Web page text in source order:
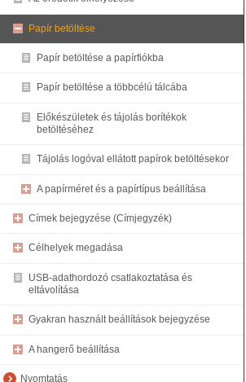
Papír betöltése
Papír betöltése a papírfiókba
Papír betöltése a többcélú tálcába
Előkészületek és tájolás borítékok
betöltéséhez
Tájolás logóval ellátott papírok betöltésekor
A papírméret és a papírtípus beállítása
Címek bejegyzése (Címjegyzék)
Célhelyek megadása
USB-adathordozó csatlakoztatása és
eltávolítása
Gyakran használt beállítások bejegyzése
A hangerő beállítása
Nyomtatás